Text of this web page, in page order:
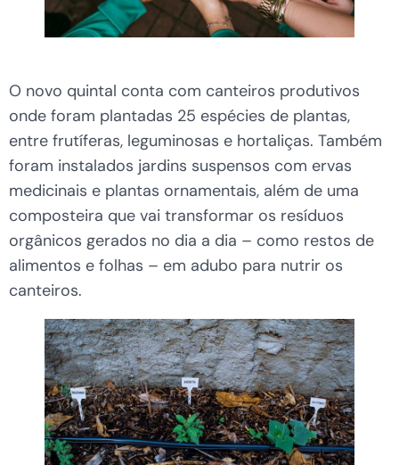
O novo quintal conta com canteiros produtivos
onde foram plantadas 25 espécies de plantas,
entre frutíferas, leguminosas e hortaliças. Também
foram instalados jardins suspensos com ervas
medicinais e plantas ornamentais, além de uma
composteira que vai transformar os resíduos
orgânicos gerados no dia a dia – como restos de
alimentos e folhas – em adubo para nutrir os
canteiros.